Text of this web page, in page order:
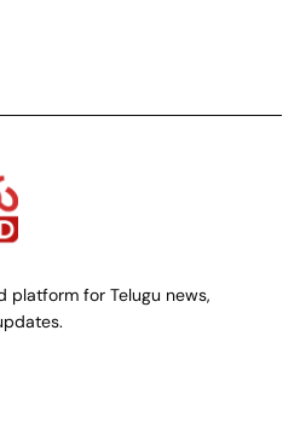
platform for Telugu news,